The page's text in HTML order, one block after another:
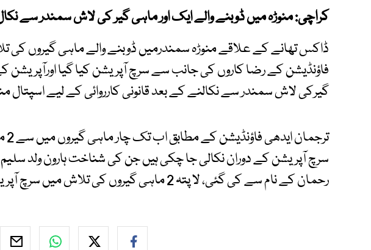
کراچی:منوڑہ میں ڈوبنے والے ایک اور ماہی گیر کی لاش سمندر سے
ڈاکس تھانے کے علاقے منوڑہ سمندرمیں ڈوبنے والے ماہی گیروں کی
فاؤنڈیشن کے رضا کاروں کی جانب سے سرچ آپریشن کیا گیا اورآپریشن
گیرکی لاش سمندر سے نکالنے کے بعد قانونی کارروائی کے لیے اسپتال
سرچ آپریشن کے دوران نکالی جا چکی ہیں جن کی شناخت ہارون ولد
رحمان کے نام سے کی گئی، لا پتہ 2 ماہی گیروں کی تلاش میں سرچ آپریشن جاری ہے۔